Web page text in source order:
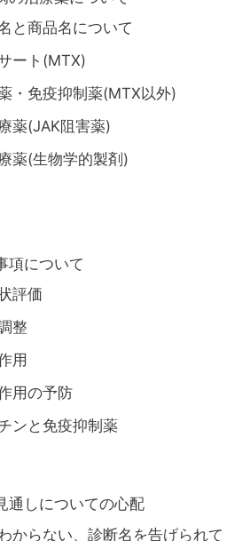
と商品名について
ート(MTX)
・免疫抑制薬(MTX以外)
薬(JAK阻害薬)
薬(生物学的製剤)
項について
評価
整
用
用の予防
ンと免疫抑制薬
通しについての心配
からない、診断名を告げられて